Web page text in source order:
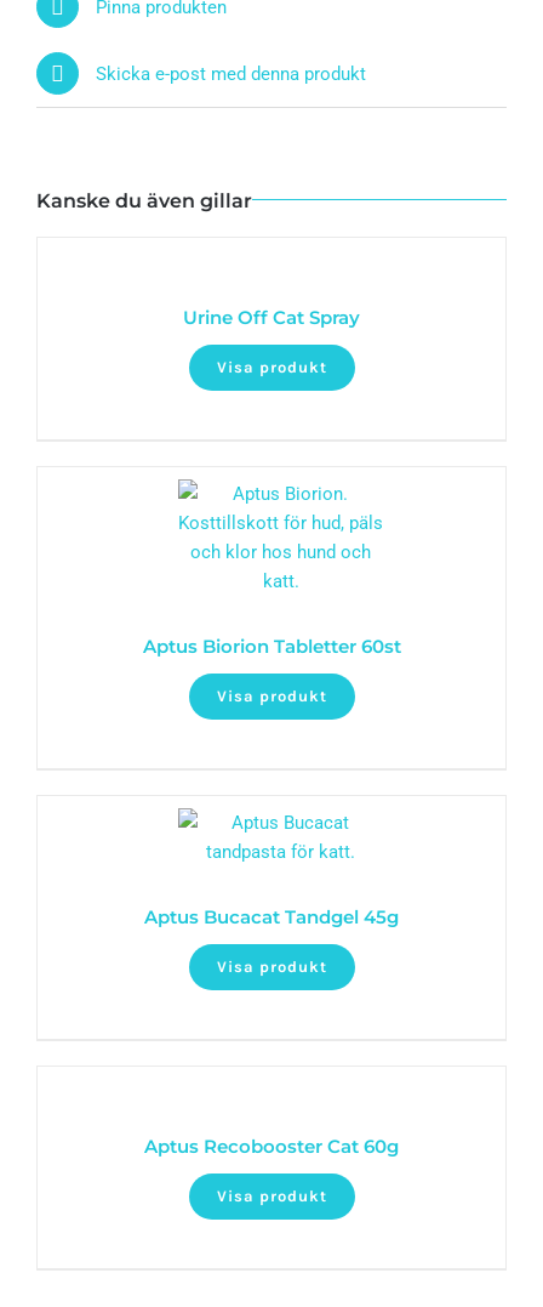
Pinna produkten
Skicka e-post med denna produkt
Kanske du även gillar
Urine Off Cat Spray
Visa produkt
Aptus Biorion Tabletter 60st
Visa produkt
Aptus Bucacat Tandgel 45g
Visa produkt
Aptus Recobooster Cat 60g
Visa produkt